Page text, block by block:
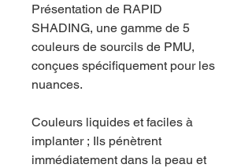
Présentation de RAPID
SHADING, une gamme de 5
couleurs de sourcils de PMU,
conçues spécifiquement pour les
nuances.
Couleurs liquides et faciles à
implanter ; Ils pénètrent
immédiatement dans la peau et